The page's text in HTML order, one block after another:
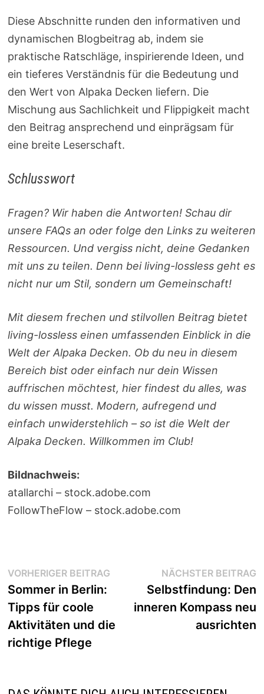
Diese Abschnitte runden den informativen und
dynamischen Blogbeitrag ab, indem sie
praktische Ratschläge, inspirierende Ideen, und
ein tieferes Verständnis für die Bedeutung und
den Wert von Alpaka Decken liefern. Die
Mischung aus Sachlichkeit und Flippigkeit macht
den Beitrag ansprechend und einprägsam für
eine breite Leserschaft.
Schlusswort
Fragen? Wir haben die Antworten! Schau dir
unsere FAQs an oder folge den Links zu weiteren
Ressourcen. Und vergiss nicht, deine Gedanken
mit uns zu teilen. Denn bei living-lossless geht es
nicht nur um Stil, sondern um Gemeinschaft!
Mit diesem frechen und stilvollen Beitrag bietet
living-lossless einen umfassenden Einblick in die
Welt der Alpaka Decken. Ob du neu in diesem
Bereich bist oder einfach nur dein Wissen
auffrischen möchtest, hier findest du alles, was
du wissen musst. Modern, aufregend und
einfach unwiderstehlich – so ist die Welt der
Alpaka Decken. Willkommen im Club!
Bildnachweis:
atallarchi – stock.adobe.com
FollowTheFlow – stock.adobe.com
Beitragsnavigation
VORHERIGER BEITRAGVorheriger
Beitrag:
Sommer in Berlin:
Tipps für coole
Aktivitäten und die
richtige Pflege
NÄCHSTER BEITRAG
Selbstfindung: Den
inneren Kompass neu
ausrichten